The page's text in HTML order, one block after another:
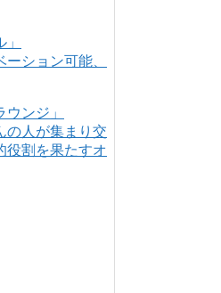
ション可能、
の人が集まり交
役割を果たすオ